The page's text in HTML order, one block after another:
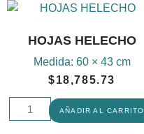
HOJAS HELECHO
Medida: 60 × 43 cm
$18,785.73
AÑADIR AL CARRITO